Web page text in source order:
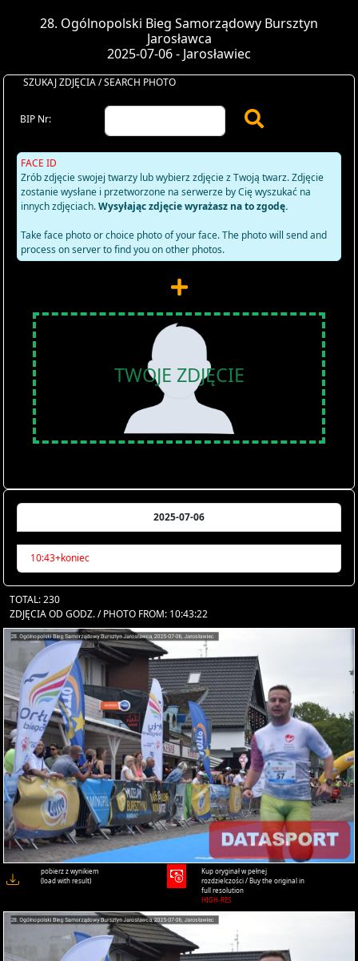
28. Ogólnopolski Bieg Samorządowy Bursztyn
Jarosławca
2025-07-06 - Jarosławiec
SZUKAJ ZDJĘCIA / SEARCH PHOTO
BIP Nr:
FACE ID
Zrób zdjęcie swojej twarzy lub wybierz zdjęcie z Twoją twarz. Zdjęcie
zostanie wysłane i przetworzone na serwerze by Cię wyszukać na
innych zdjęciach.Wysyłając zdjęcie wyrażasz na to zgodę.
Take face photo or choice photo of your face. The photo will send and
process on server to find you on other photos.
TWOJE ZDJĘCIE
2025-07-06
10:43+koniec
TOTAL: 230
ZDJĘCIA OD GODZ. / PHOTO FROM: 10:43:22
pobierz z wynikiem
(load with result)
Kup oryginał w pełnej
rozdzielczości / Buy the original in
full resolution
HIGH-RES